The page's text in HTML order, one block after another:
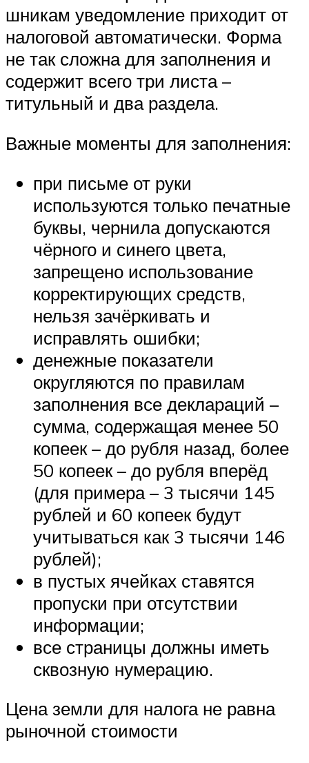
шникам уведомление приходит от
налоговой автоматически. Форма
не так сложна для заполнения и
содержит всего три листа –
титульный и два раздела.
Важные моменты для заполнения:
при письме от руки
используются только печатные
буквы, чернила допускаются
чёрного и синего цвета,
запрещено использование
корректирующих средств,
нельзя зачёркивать и
исправлять ошибки;
денежные показатели
округляются по правилам
заполнения все деклараций –
сумма, содержащая менее 50
копеек – до рубля назад, более
50 копеек – до рубля вперёд
(для примера – 3 тысячи 145
рублей и 60 копеек будут
учитываться как 3 тысячи 146
рублей);
в пустых ячейках ставятся
пропуски при отсутствии
информации;
все страницы должны иметь
сквозную нумерацию.
Цена земли для налога не равна
рыночной стоимости